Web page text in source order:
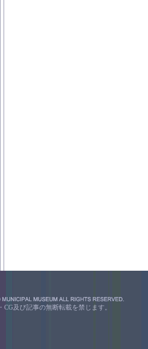
及び記事の無断転載を禁じます。